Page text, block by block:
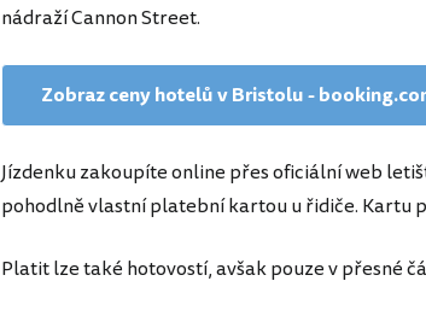
nádraží Cannon Street.
Zobraz ceny hotelů v Bristolu -
Jízdenku zakoupíte online přes oficiální web
pohodlně vlastní platební kartou u řidiče. Kartu
Platit lze také hotovostí, avšak pouze v přesné